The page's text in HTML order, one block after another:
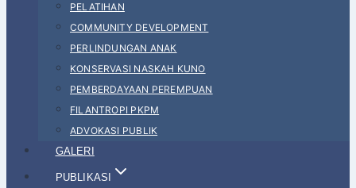
PELATIHAN
COMMUNITY DEVELOPMENT
PERLINDUNGAN ANAK
KONSERVASI NASKAH KUNO
PEMBERDAYAAN PEREMPUAN
FILANTROPI PKPM
ADVOKASI PUBLIK
GALERI
PUBLIKASI